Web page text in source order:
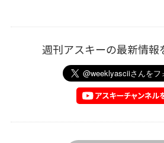
週刊アスキーの最新情報